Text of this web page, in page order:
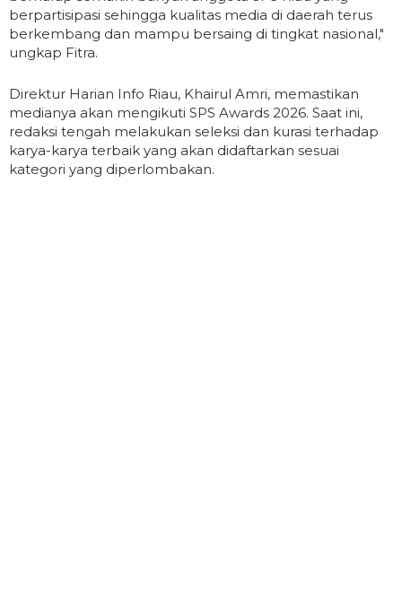
berpartisipasi sehingga kualitas media di daerah terus
berkembang dan mampu bersaing di tingkat nasional,"
ungkap Fitra.
Direktur Harian Info Riau, Khairul Amri, memastikan
medianya akan mengikuti SPS Awards 2026. Saat ini,
redaksi tengah melakukan seleksi dan kurasi terhadap
karya-karya terbaik yang akan didaftarkan sesuai
kategori yang diperlombakan.